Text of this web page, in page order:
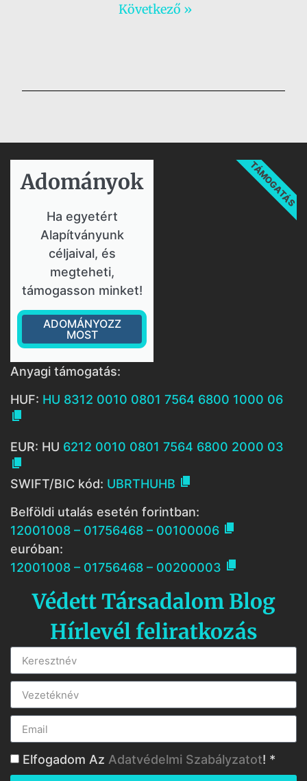
Következő »
Adományok​
Ha egyetért
Alapítványunk
céljaival, és
megteheti,
támogasson minket!
ADOMÁNYOZZ
MOST
TÁMOGATÁS
Anyagi támogatás:
HUF: HU 8312 0010 0801 7564 6800 1000 06

EUR: HU 6212 0010 0801 7564 6800 2000 03

SWIFT/BIC kód: UBRTHUHB 
Belföldi utalás esetén forintban:
12001008 – 01756468 – 00100006 
euróban:
12001008 – 01756468 – 00200003 
Védett Társadalom Blog
Hírlevél feliratkozás
Elfogadom Az Adatvédelmi Szabályzatot! *